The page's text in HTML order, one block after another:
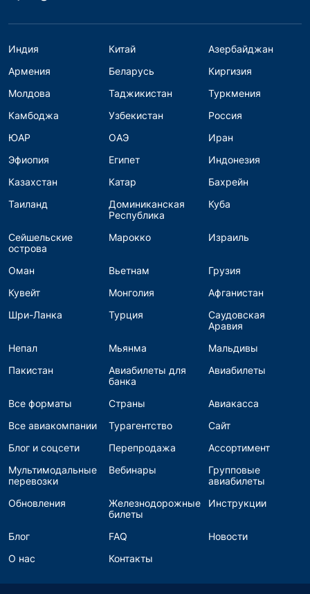
Индия Китай
Азербайджан
Армения
Беларусь
Киргизия
Молдова
Таджикистан
Туркмения
Камбоджа
Узбекистан
Россия
ЮАР
ОАЭ
Иран
Эфиопия
Египет
Индонезия
Казахстан
Катар
Бахрейн
Таиланд
Доминиканская
Республика
Куба
Сейшельские
острова
Марокко Израиль
Оман Вьетнам
Грузия
Кувейт
Монголия
Афганистан
Шри-Ланка
Турция
Саудовская
Аравия
Непал
Мьянма
Мальдивы
Пакистан
Авиабилеты для
банка
Авиабилеты
Все форматы Страны
Авиакасса
Все авиакомпании
Турагентство
Сайт
Блог и соцсети
Перепродажа
Ассортимент
Мультимодальные
перевозки
Вебинары
Групповые
авиабилеты
Обновления
Железнодорожные
билеты
Инструкции
Блог FAQ
Новости
О нас
Контакты